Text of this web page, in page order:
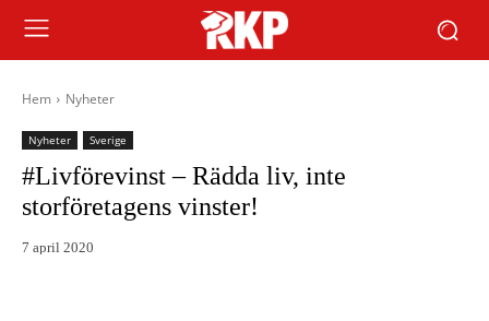
Hem Nyheter
Nyheter Sverige
#Livförevinst – Rädda liv, inte
storföretagens vinster!
7 april 2020